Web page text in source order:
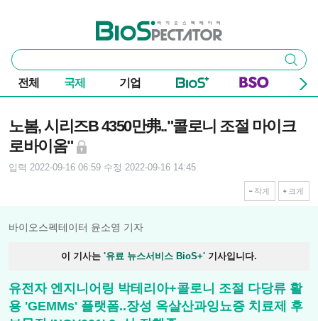
바이오스펙테이터
통
합
검
색
검색
전체 국제 기업
노봄, 시리즈B 4350만弗.."콜로니 조절 마이크
로바이옴"
입력 2022-09-16 06:59 수정 2022-09-16 14:45
작게 크게
바이오스펙테이터 윤소영 기자
이 기사는 '유료 뉴스서비스 BioS+' 기사입니다.
유전자 엔지니어링 박테리아+콜로니 조절 다당류 활
용 'GEMMs' 플랫폼..장성 옥살산과잉뇨증 치료제 후